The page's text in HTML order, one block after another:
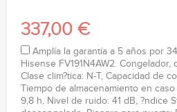
337,00 €
Amplía la garantía a 5 años por
Hisense FV191N4AW2. Congelador,
Clase clim?tica: N-T, Capacidad de
Tiempo de almacenamiento en
9,8 h, Nivel de ruido: 41 dB, ?ndice